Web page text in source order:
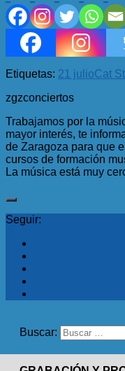
Etiquetas: 21 julioCat
zgzconciertos
Trabajamos por la
mayor interés, te
de Zaragoza para que
cursos de formación
La música está muy
Seguir:
Buscar: